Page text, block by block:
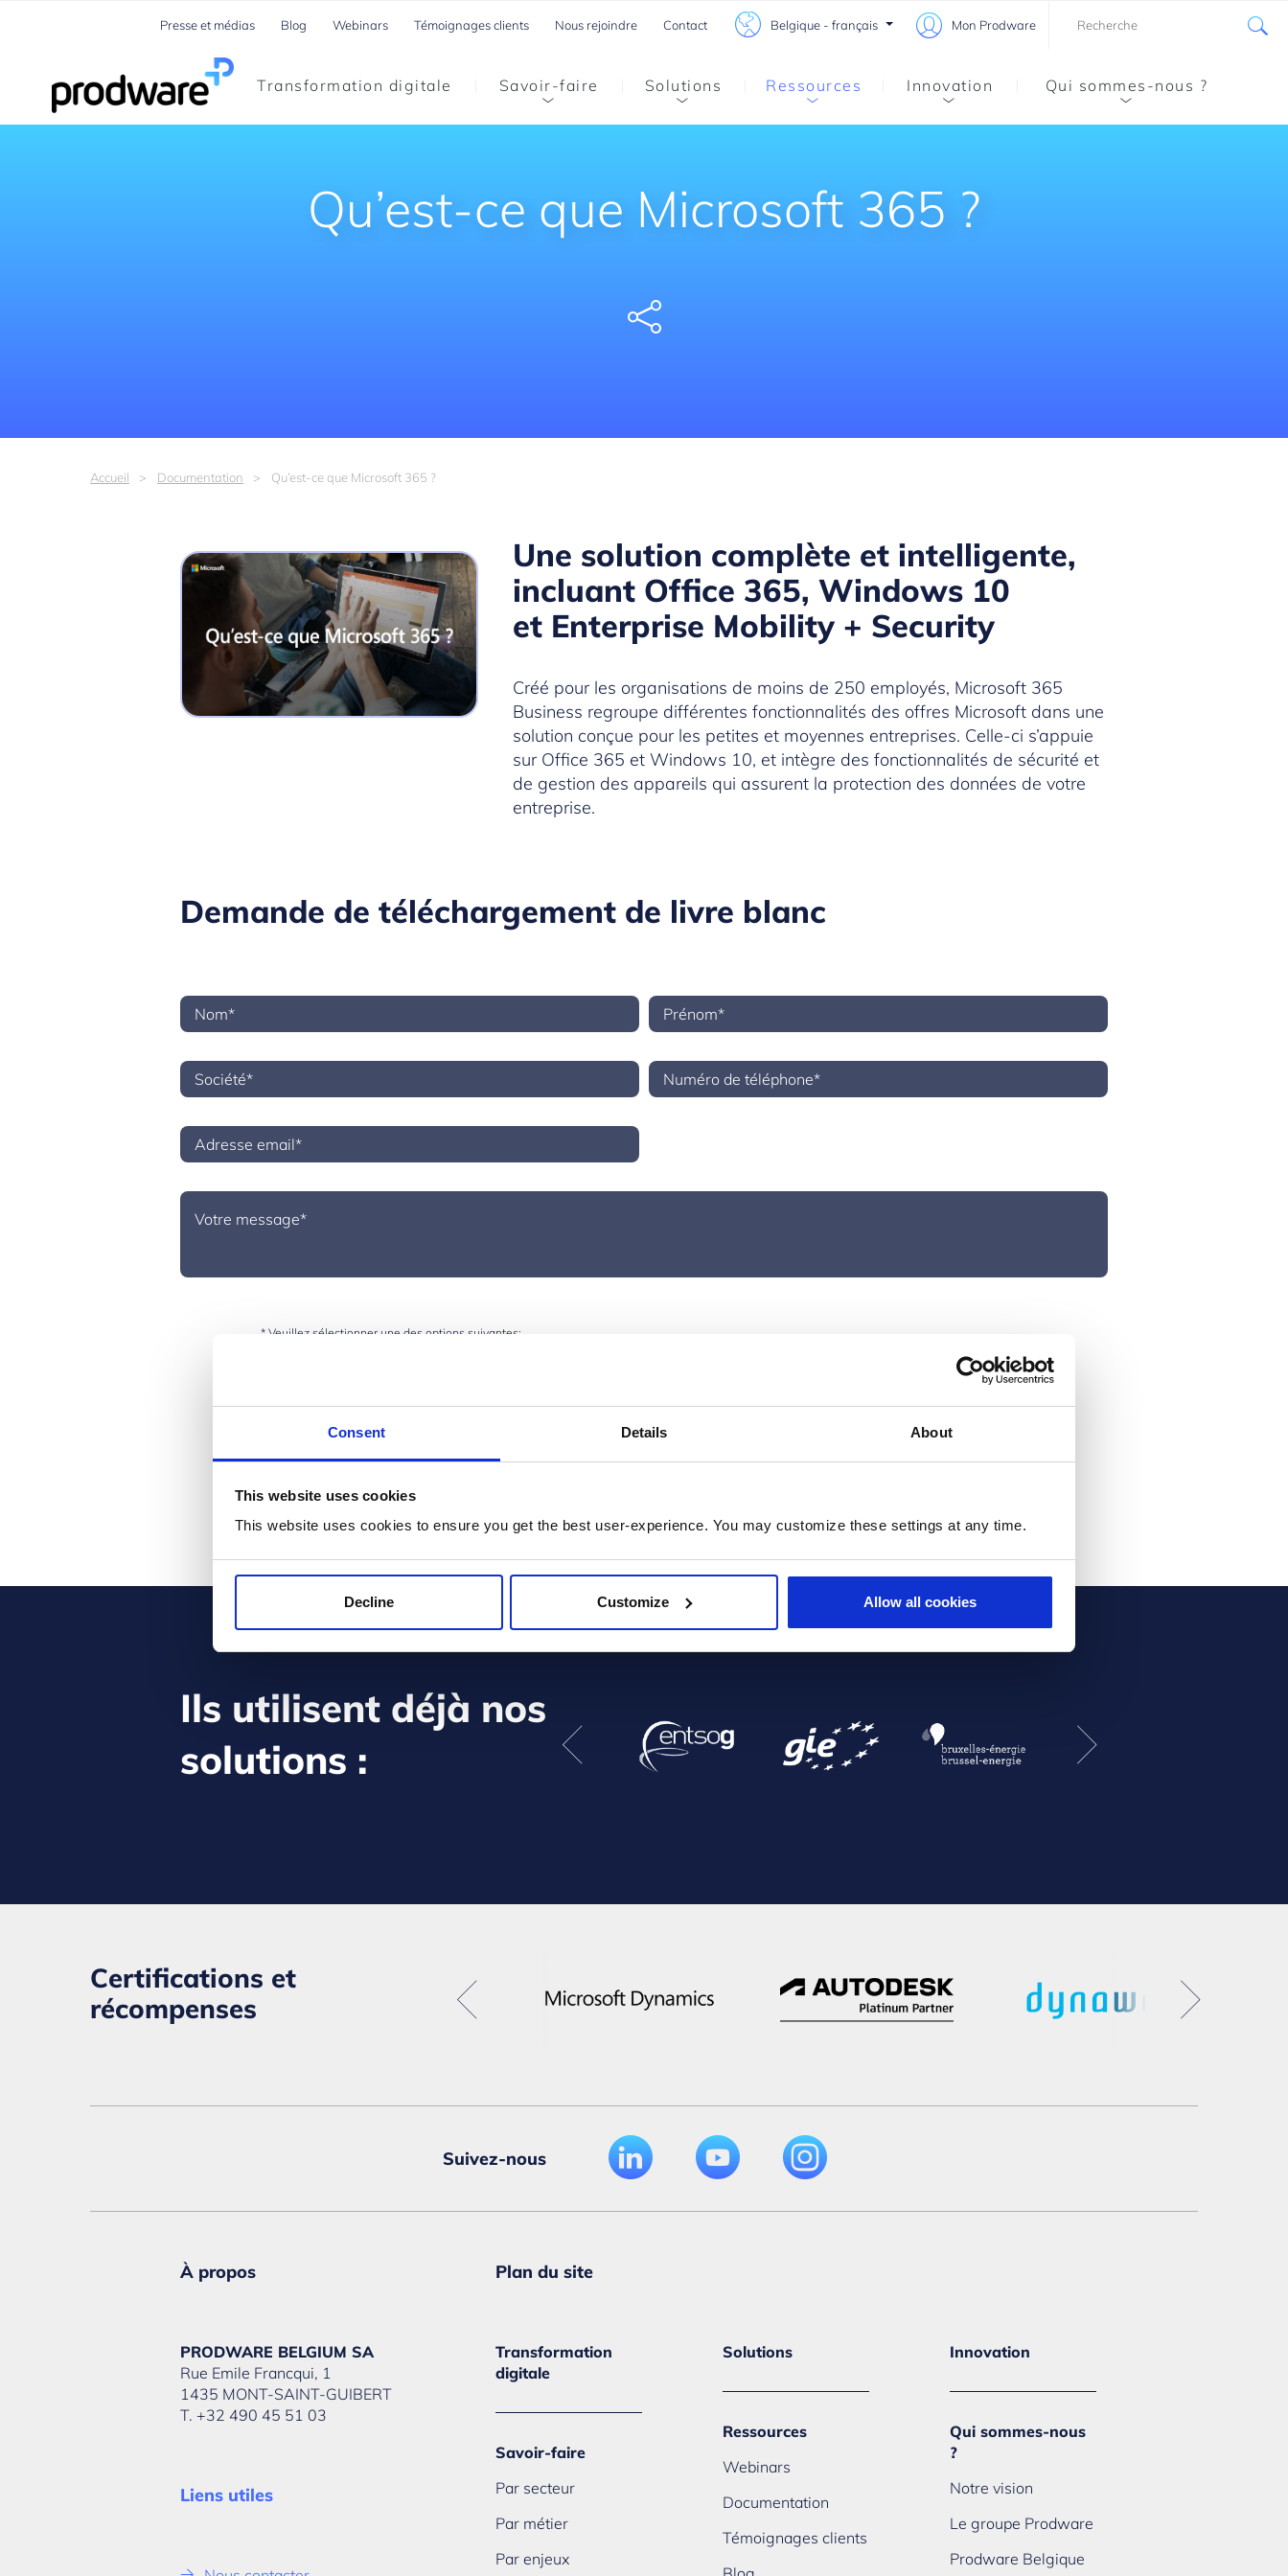
Consent Details About
This website uses cookies
This website uses cookies to ensure you get the best user-experience. You may customize these settings at any time.
Decline Customize Allow all cookies
Presse et médias Blog Webinars Témoignages clients Nous rejoindre Contact Belgique - français Mon Prodware
Transformation digitale Savoir-faire Solutions Ressources Innovation Qui sommes-nous ?
Qu’est-ce que Microsoft 365 ?
Accueil Documentation Qu’est-ce que Microsoft 365 ?
Une solution complète et intelligente,
incluant Office 365, Windows 10
et Enterprise Mobility + Security
Créé pour les organisations de moins de 250 employés, Microsoft 365
Business regroupe différentes fonctionnalités des offres Microsoft dans une
solution conçue pour les petites et moyennes entreprises. Celle-ci s’appuie
sur Office 365 et Windows 10, et intègre des fonctionnalités de sécurité et
de gestion des appareils qui assurent la protection des données de votre
entreprise.
Demande de téléchargement de livre blanc
* Veuillez sélectionner une des options suivantes:
Oui, je souhaite recevoir des informations sur les produits, actualités et événements qui m’intéressent par courrier électronique. Je peux
J’ai lu et accepté les termes et conditions énoncés dans lapolitique de confidentialité.
J’accepte d’activer le cookie ClickDimensions (CUVID) et ainsi j’accepte que mes informations personnelles soient transmises
ENVOYER
Ils utilisent déjà nos
solutions :
Certifications et
récompenses
Suivez-nous
À propos
PRODWARE BELGIUM SA
Rue Emile Francqui, 1
1435 MONT-SAINT-GUIBERT
T. +32 490 45 51 03
Liens utiles
Plan du site
Transformation
digitale
Savoir-faire
Par secteur
Par métier
Par enjeux
Solutions
Ressources
Webinars
Documentation
Témoignages clients
Innovation
Qui sommes-nous
?
Notre vision
Le groupe Prodware
Prodware Belgique